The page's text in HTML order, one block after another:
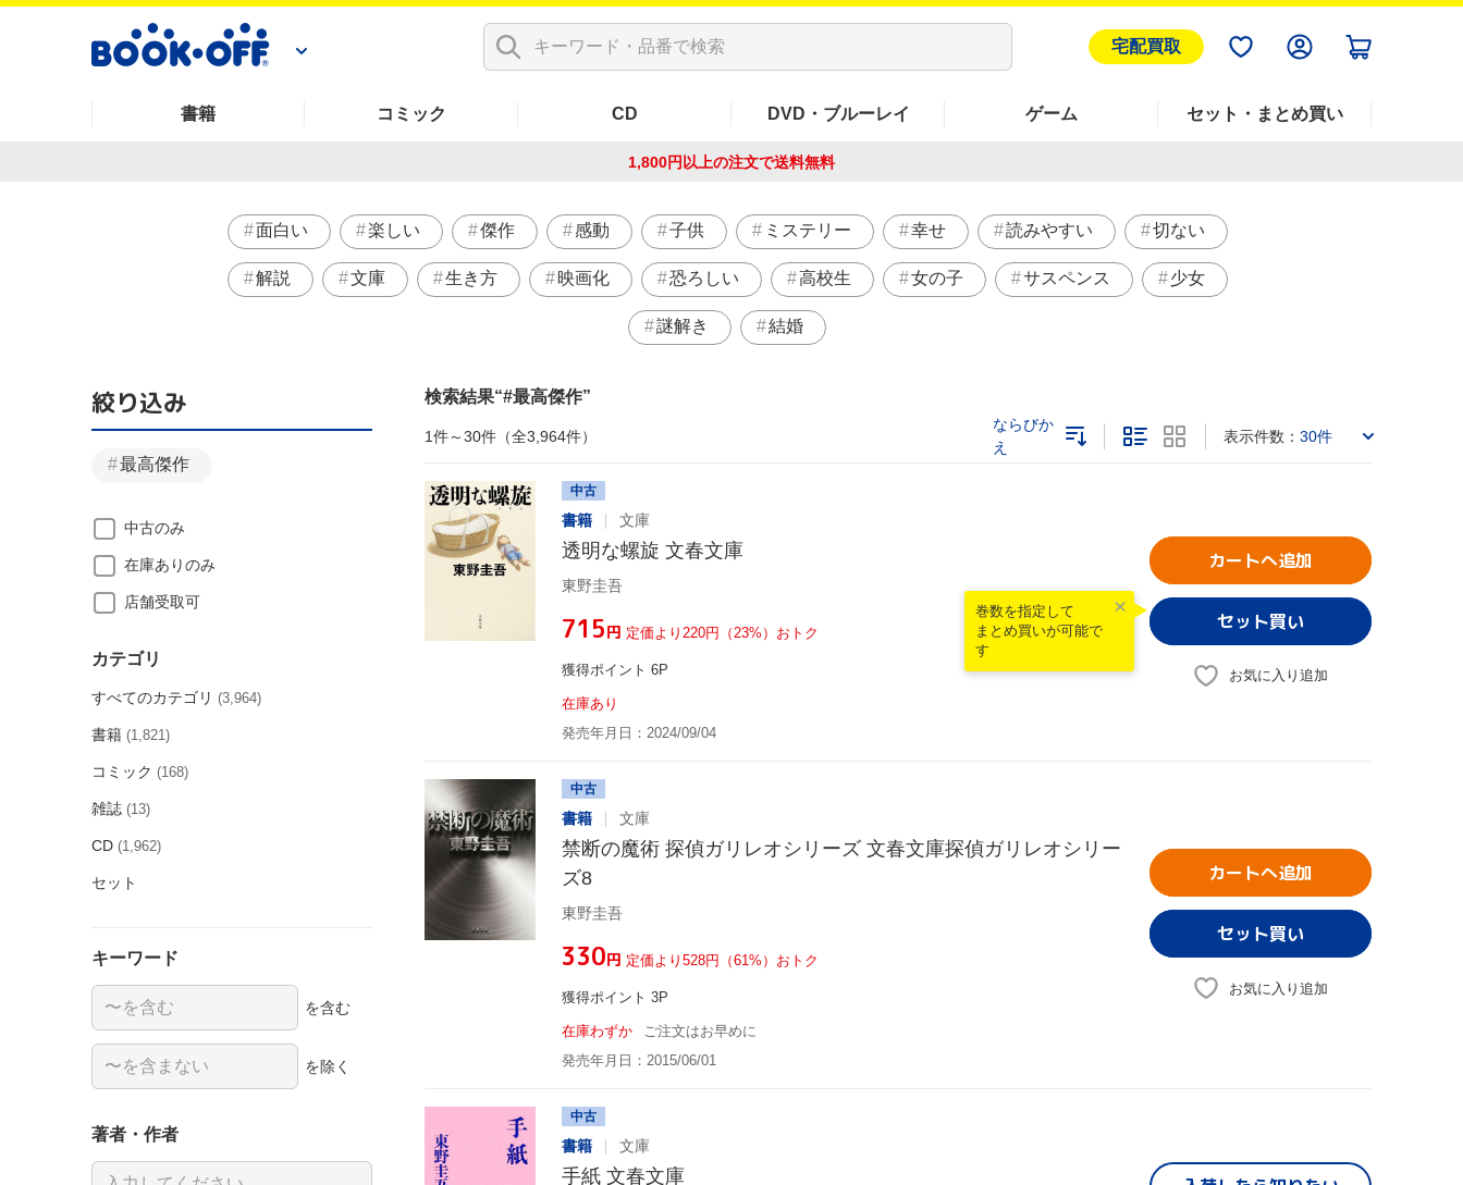
宅配買取
書籍 コミック CD DVD・ブルーレイ ゲーム セット・まとめ買い
1,800円以上の注文で送料無料
面白い 楽しい 傑作 感動 子供 ミステリー 幸せ 読みやすい 切ない
解説 文庫 生き方 映画化 恐ろしい 高校生 女の子 サスペンス 少女
謎解き 結婚
検索結果 #最高傑作
1件～30件（全3,964件）
ならびか
え
表示件数： 30件
中古
書籍 文庫
透明な螺旋 文春文庫
東野圭吾
¥715円 定価より220円（23%）おトク
獲得ポイント 6P
在庫あり
発売年月日：2024/09/04
カートへ追加
巻数を指定して
まとめ買いが可能で
す
お気に入り追加
中古
書籍 文庫
禁断の魔術 探偵ガリレオシリーズ 文春文庫探偵ガリレオシリー
ズ8
東野圭吾
¥330円 定価より528円（61%）おトク
獲得ポイント 3P
在庫わずか
ご注文はお早めに
発売年月日：2015/06/01
カートへ追加
お気に入り追加
中古
書籍 文庫
手紙 文春文庫
絞り込み
最高傑作
中古のみ
在庫ありのみ
店舗受取可
カテゴリ
すべてのカテゴリ (3,964)
書籍 (1,821)
コミック (168)
雑誌 (13)
CD (1,962)
セット
キーワード
を含む
を除く
著者・作者